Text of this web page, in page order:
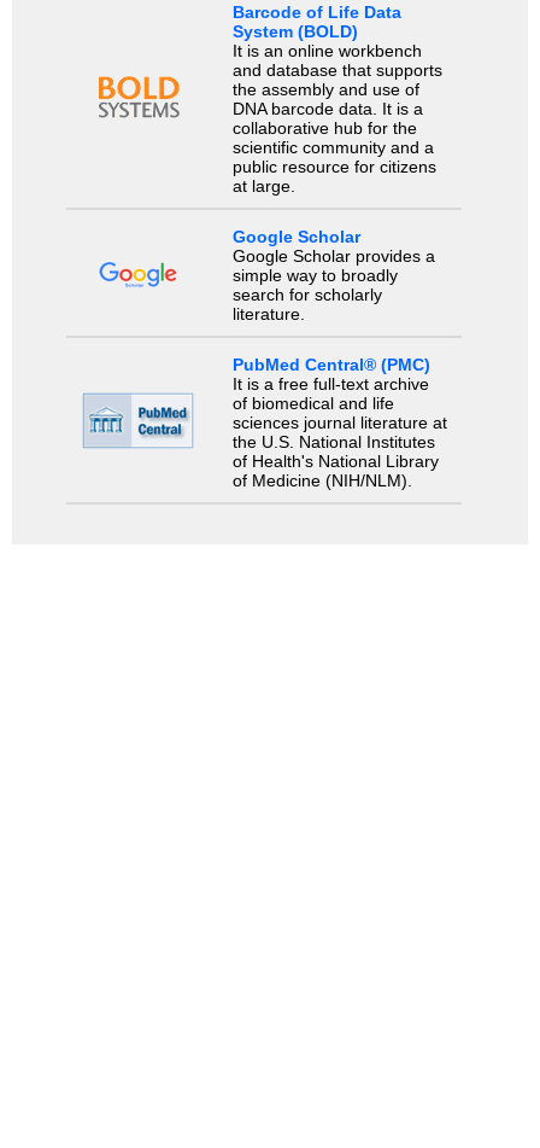
Barcode of Life Data
System (BOLD)
It is an online workbench
and database that supports
the assembly and use of
DNA barcode data. It is a
collaborative hub for the
scientific community and a
public resource for citizens
at large.
Google Scholar
Google Scholar provides a
simple way to broadly
search for scholarly
literature.
PubMed Central® (PMC)
It is a free full-text archive
of biomedical and life
sciences journal literature at
the U.S. National Institutes
of Health's National Library
of Medicine (NIH/NLM).